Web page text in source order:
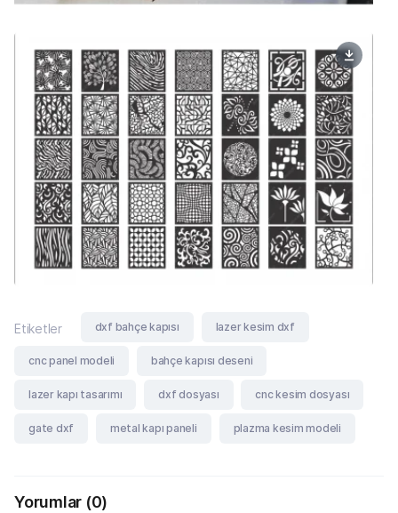
Etiketler dxf bahçe kapısı lazer kesim dxf
cnc panel modeli bahçe kapısı deseni
lazer kapı tasarımı dxf dosyası cnc kesim dosyası
gate dxf metal kapı paneli plazma kesim modeli
Yorumlar (0)